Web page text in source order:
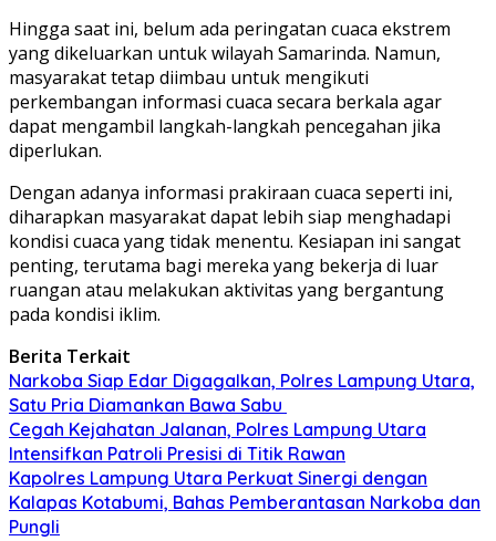
Hingga saat ini, belum ada peringatan cuaca ekstrem
yang dikeluarkan untuk wilayah Samarinda. Namun,
masyarakat tetap diimbau untuk mengikuti
perkembangan informasi cuaca secara berkala agar
dapat mengambil langkah-langkah pencegahan jika
diperlukan.
Dengan adanya informasi prakiraan cuaca seperti ini,
diharapkan masyarakat dapat lebih siap menghadapi
kondisi cuaca yang tidak menentu. Kesiapan ini sangat
penting, terutama bagi mereka yang bekerja di luar
ruangan atau melakukan aktivitas yang bergantung
pada kondisi iklim.
Berita Terkait
Narkoba Siap Edar Digagalkan, Polres Lampung Utara,
Satu Pria Diamankan Bawa Sabu
Cegah Kejahatan Jalanan, Polres Lampung Utara
Intensifkan Patroli Presisi di Titik Rawan
Kapolres Lampung Utara Perkuat Sinergi dengan
Kalapas Kotabumi, Bahas Pemberantasan Narkoba dan
Pungli